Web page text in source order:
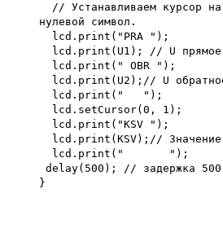
// Устанавливаем курсор на
нулевой символ.
lcd.print("PRA ");
lcd.print(U1); // U прямое
lcd.print(" OBR ");
lcd.print(U2);// U
lcd.print(" ");
lcd.setCursor(0, 1);
lcd.print("KSV ");
lcd.print(KSV);// Значение
lcd.print(" ");
delay(500); // задержка 500
}